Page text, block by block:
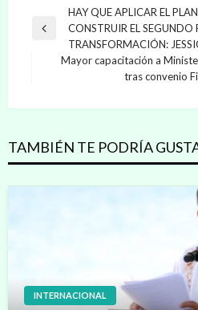
Navegación
de
entradas
Entrada
HAY QUE APLICAR EL
CONSTRUIR EL SEGUNDO
TRANSFORMACIÓN:
Mayor capacitación a
tras convenio
TAMBIÉN TE PODRÍA
INTERNACIONAL